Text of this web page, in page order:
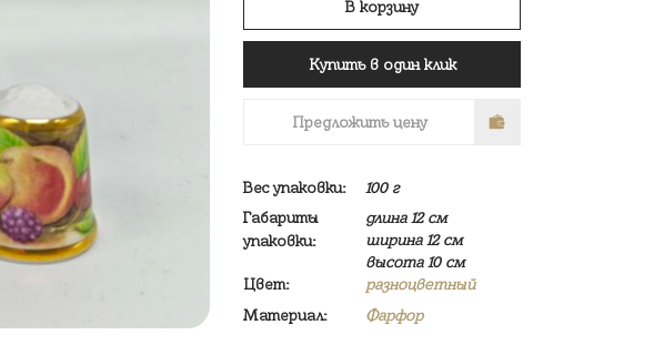
составляла
BYN 400.00.
BYN 144.00.
В корзину
Купить в один клик
Предложить цену
Вес упаковки:
100 г
Габариты
упаковки:
длина 12 см
ширина 12 см
высота 10 см
Цвет:
разноцветный
Материал:
Фарфор